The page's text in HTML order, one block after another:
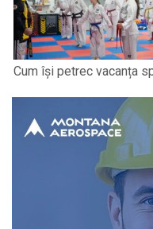
Cum își petrec vacanța